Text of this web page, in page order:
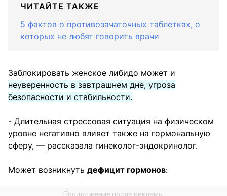
ЧИТАЙТЕ ТАКЖЕ
5 фактов о противозачаточных таблетках, о
которых не любят говорить врачи
Заблокировать женское либидо может и
неуверенность в завтрашнем дне, угроза
безопасности и стабильности.
- Длительная стрессовая ситуация на физическом
уровне негативно влияет также на гормональную
сферу, — рассказала гинеколог-эндокринолог.
Может возникнуть дефицит гормонов: